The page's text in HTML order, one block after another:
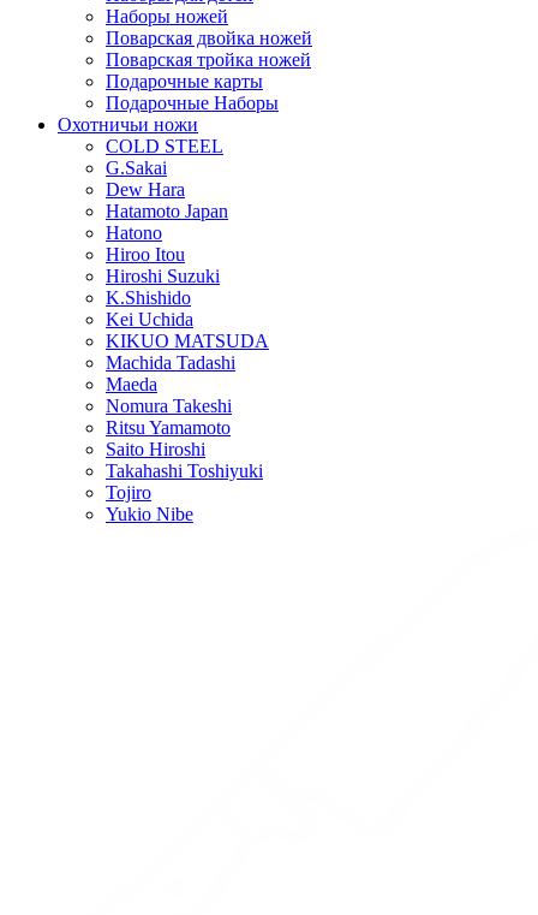
Наборы ножей
Поварская двойка ножей
Поварская тройка ножей
Подарочные карты
Подарочные Наборы
Охотничьи ножи
COLD STEEL
G.Sakai
Dew Hara
Hatamoto Japan
Hatono
Hiroo Itou
Hiroshi Suzuki
K.Shishido
Kei Uchida
KIKUO MATSUDA
Machida Tadashi
Maeda
Nomura Takeshi
Ritsu Yamamoto
Saito Hiroshi
Takahashi Toshiyuki
Tojiro
Yukio Nibe